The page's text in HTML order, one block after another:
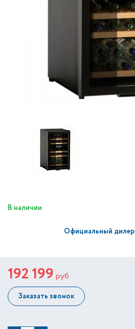
В наличии
Официальный дилер
192 199 руб
Заказать звонок